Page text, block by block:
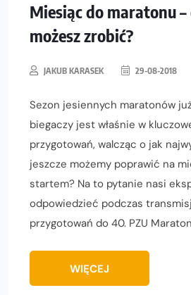
Miesiąc do maratonu –
możesz zrobić?
JAKUB KARASEK 29-08-2018
Sezon jesiennych maratonów
biegaczy jest właśnie w
przygotowań, walcząc o jak
jeszcze możemy poprawić na
startem? Na to pytanie nasi
odpowiedzieć podczas
przygotowań do 40. PZU
WIĘCEJ